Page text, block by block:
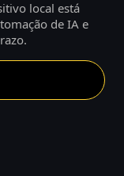
local está
de IA e